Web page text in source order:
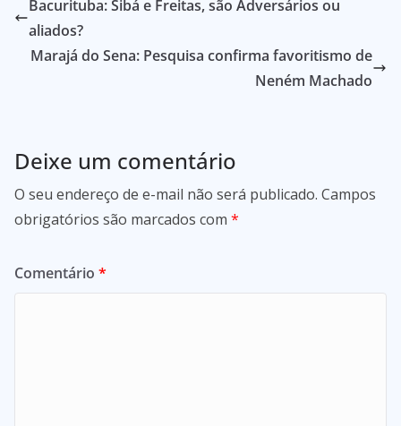
Bacurituba: Sibá e Freitas, são Adversários ou
aliados?
Marajá do Sena: Pesquisa confirma favoritismo de
Neném Machado
Deixe um comentário
O seu endereço de e-mail não será publicado. Campos
obrigatórios são marcados com *
Comentário *